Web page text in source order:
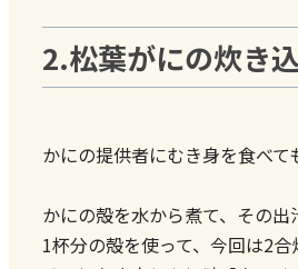
2.松葉がにの炊き
かにの提供者にむき身を食べて
かにの殻を水から煮て、その出
1杯分の殻を使って、今回は2合